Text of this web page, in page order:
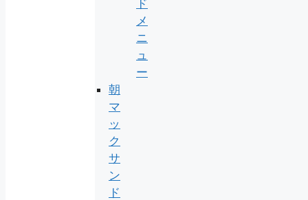
ド
メ
ニ
ュ
ー
朝
マ
ッ
ク
サ
ン
ド